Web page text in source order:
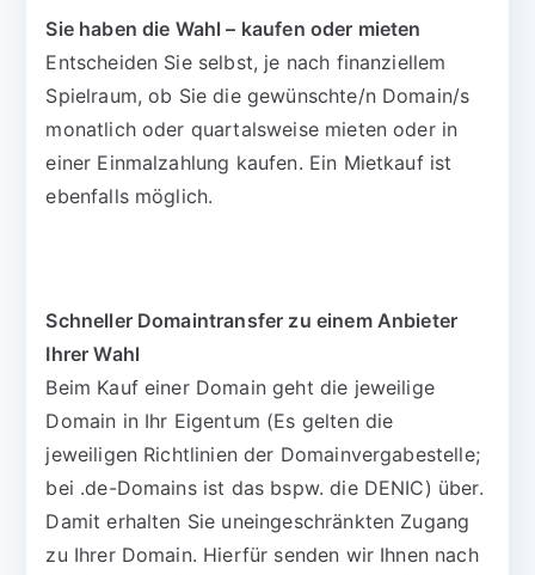
Sie haben die Wahl – kaufen oder mieten
Entscheiden Sie selbst, je nach finanziellem
Spielraum, ob Sie die gewünschte/n Domain/s
monatlich oder quartalsweise mieten oder in
einer Einmalzahlung kaufen. Ein Mietkauf ist
ebenfalls möglich.
Schneller Domaintransfer zu einem Anbieter
Ihrer Wahl
Beim Kauf einer Domain geht die jeweilige
Domain in Ihr Eigentum (Es gelten die
jeweiligen Richtlinien der Domainvergabestelle;
bei .de-Domains ist das bspw. die DENIC) über.
Damit erhalten Sie uneingeschränkten Zugang
zu Ihrer Domain. Hierfür senden wir Ihnen nach